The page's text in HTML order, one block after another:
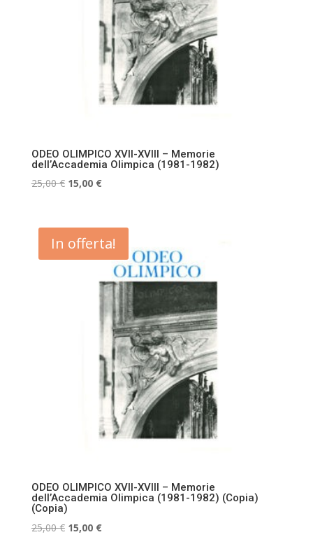
ODEO OLIMPICO XVII-XVIII – Memorie
dell’Accademia Olimpica (1981-1982)
25,00€ Il
era:
25,00 €.
15,00 €Il
è:
15,00 €.
In offerta!
ODEO OLIMPICO XVII-XVIII – Memorie
dell’Accademia Olimpica (1981-1982) (Copia)
(Copia)
25,00€ Il
15,00 €Il